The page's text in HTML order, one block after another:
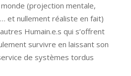
(projection mentale,
et nullement réaliste en fait)
Humain.e.s qui s’offrent
survivre en laissant son
de systèmes tordus